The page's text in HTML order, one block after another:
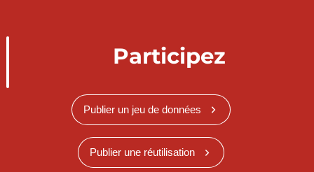
Participez
Publier un jeu de données
Publier une réutilisation